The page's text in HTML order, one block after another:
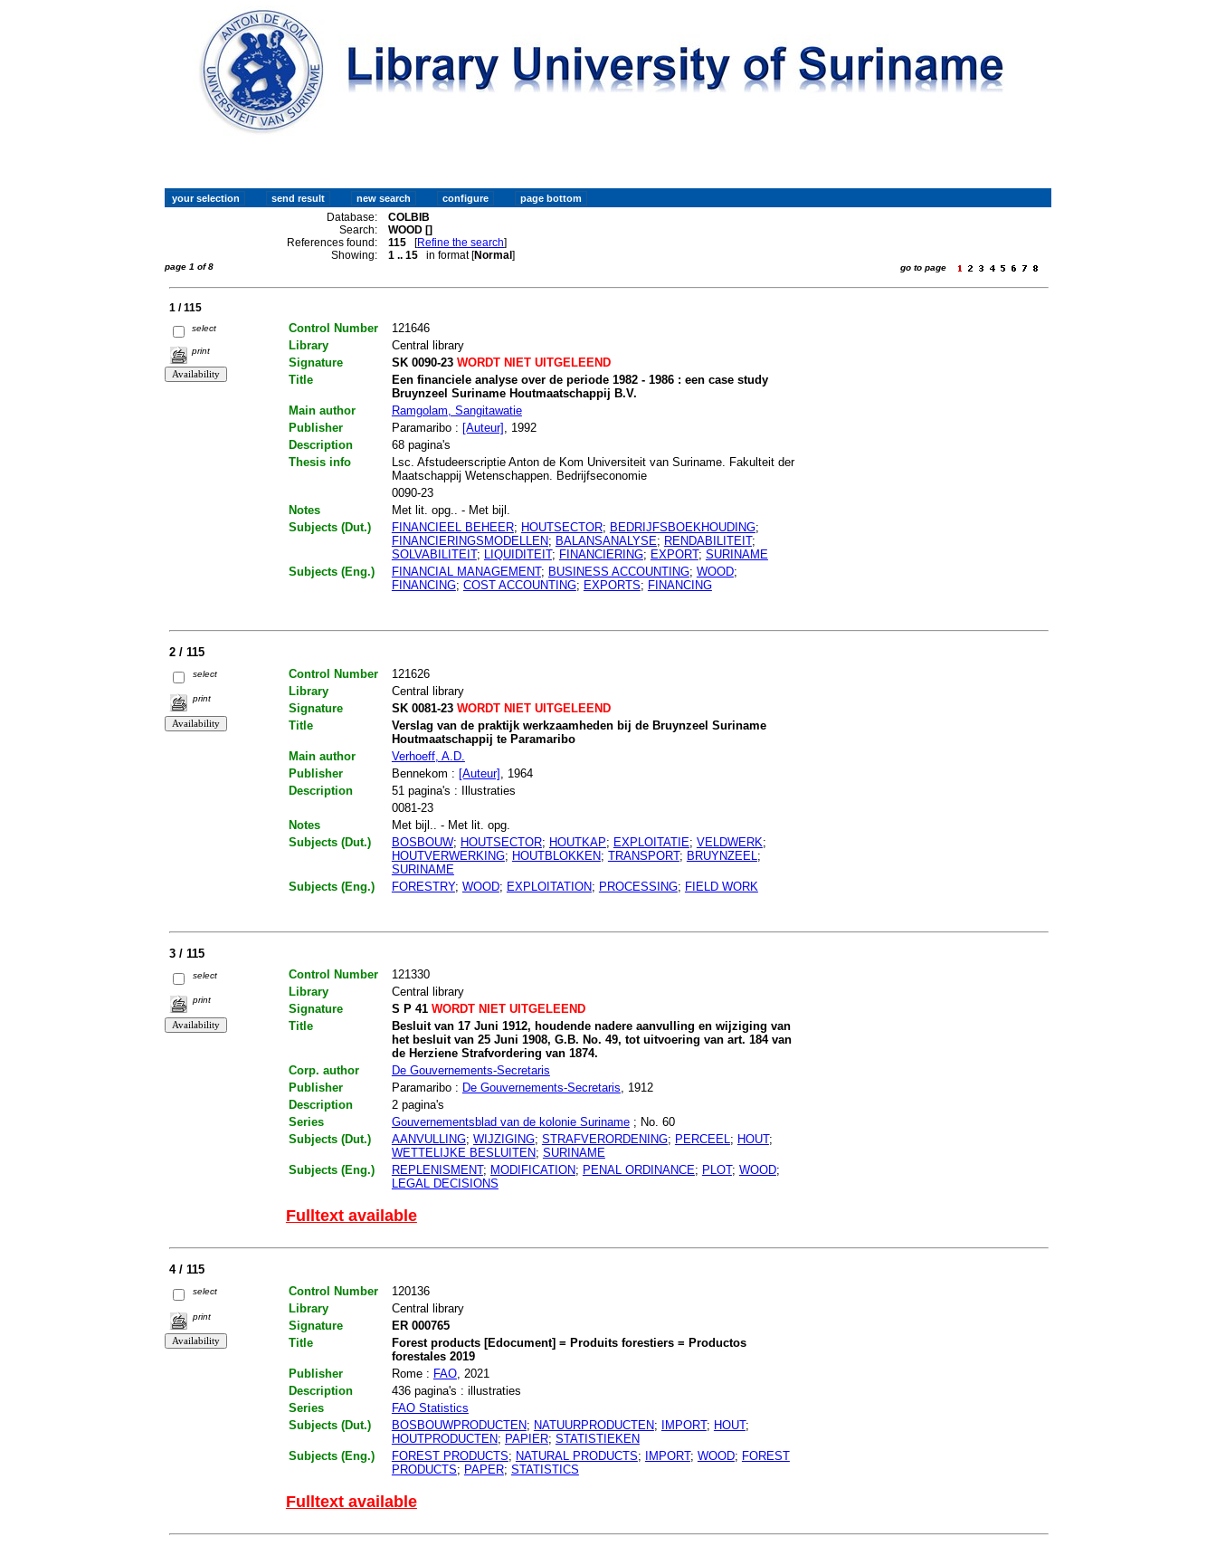
Database:
COLBIB
Search:
WOOD []
References found:
115 [Refine the search]
Showing:
1 .. 15 in format [Normal]
page 1 of 8 go to page
1 / 115
select
print
Control Number
121646
Library
Central library
Signature
SK 0090-23WORDT NIET UITGELEEND
Title
Een financiele analyse over de periode 1982 - 1986 : een case study
Bruynzeel Suriname Houtmaatschappij B.V.
Main author
Ramgolam, Sangitawatie
Publisher
Paramaribo : [Auteur]
, 1992
Description
68 pagina's
Thesis info
Lsc. Afstudeerscriptie Anton de Kom Universiteit van Suriname. Fakulteit der
Maatschappij Wetenschappen. Bedrijfseconomie
0090-23
Notes
Met lit. opg.. - Met bijl.
Subjects (Dut.)
FINANCIEEL BEHEER; HOUTSECTOR; BEDRIJFSBOEKHOUDING;
FINANCIERINGSMODELLEN; BALANSANALYSE; RENDABILITEIT;
SOLVABILITEIT; LIQUIDITEIT; FINANCIERING; EXPORT; SURINAME
Subjects (Eng.)
FINANCIAL MANAGEMENT; BUSINESS ACCOUNTING; WOOD;
FINANCING; COST ACCOUNTING; EXPORTS; FINANCING
2 / 115
select
print
Control Number
121626
Library
Central library
Signature
SK 0081-23WORDT NIET UITGELEEND
Title
Verslag van de praktijk werkzaamheden bij de Bruynzeel Suriname
Houtmaatschappij te Paramaribo
Main author
Verhoeff, A.D.
Publisher
Bennekom : [Auteur] , 1964
Description
51 pagina's : Illustraties
0081-23
Notes
Met bijl.. - Met lit. opg.
Subjects (Dut.)
BOSBOUW; HOUTSECTOR; HOUTKAP; EXPLOITATIE; VELDWERK;
HOUTVERWERKING; HOUTBLOKKEN; TRANSPORT; BRUYNZEEL ;
SURINAME
Subjects (Eng.)
FORESTRY; WOOD; EXPLOITATION; PROCESSING; FIELD WORK
3 / 115
select
print
Control Number
121330
Library
Central library
Signature
S P 41WORDT NIET UITGELEEND
Title
Besluit van 17 Juni 1912, houdende nadere aanvulling en wijziging van
het besluit van 25 Juni 1908, G.B. No. 49, tot uitvoering van art. 184 van
de Herziene Strafvordering van 1874.
Corp. author
De Gouvernements-Secretaris
Publisher
Paramaribo : De Gouvernements-Secretaris, 1912
Description
2 pagina's
Series
Gouvernementsblad van de kolonie Suriname; No. 60
Subjects (Dut.)
AANVULLING; WIJZIGING; STRAFVERORDENING; PERCEEL; HOUT;
WETTELIJKE BESLUITEN; SURINAME
Subjects (Eng.)
REPLENISMENT; MODIFICATION; PENAL ORDINANCE; PLOT; WOOD;
LEGAL DECISIONS
Fulltext available
4 / 115
select
print
Control Number
120136
Library
Central library
Signature
ER 000765
Title
Forest products [Edocument] = Produits forestiers = Productos
forestales 2019
Publisher
Rome : FAO, 2021
Description
436 pagina's : illustraties
Series
FAO Statistics
Subjects (Dut.)
BOSBOUWPRODUCTEN; NATUURPRODUCTEN; IMPORT; HOUT;
HOUTPRODUCTEN; PAPIER; STATISTIEKEN
Subjects (Eng.)
FOREST PRODUCTS; NATURAL PRODUCTS; IMPORT; WOOD; FOREST
PRODUCTS; PAPER; STATISTICS
Fulltext available